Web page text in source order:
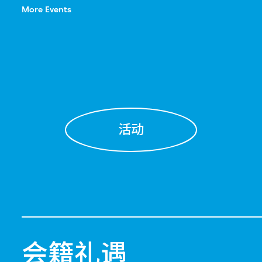
More Events
活动
会籍礼遇